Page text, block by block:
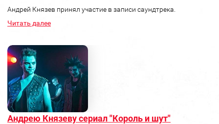
Андрей Князев принял участие в записи саундтрека.
Читать далее
Андрею Князеву сериал "Король и шут"